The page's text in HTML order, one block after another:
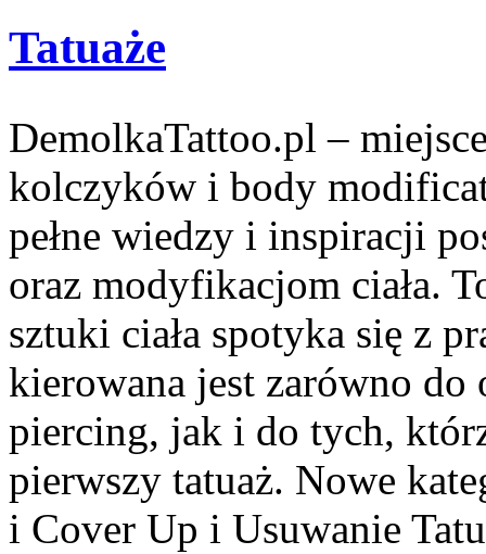
Tatuaże
DemolkaTattoo.pl –
kolczyków i body
pełne wiedzy i inspiracji
oraz modyfikacjom ciała.
sztuki ciała spotyka się z
kierowana jest zarówno do
piercing, jak i do tych,
pierwszy tatuaż. Nowe
i Cover Up i Usuwanie